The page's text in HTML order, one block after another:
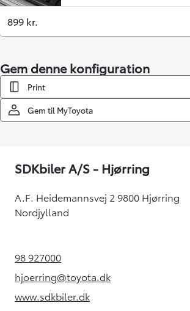
899 kr.
Gem denne konfiguration
Print
Gem til MyToyota
SDKbiler A/S - Hjørring
A.F. Heidemannsvej 2 9800 Hjørring
Nordjylland
98 927000(Opens in new tab)
hjoerring@toyota.dk
(Opens in new tab)
www.sdkbiler.dk(Opens in new tab)